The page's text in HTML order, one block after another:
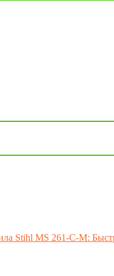
Stihl MS 261-C-M: